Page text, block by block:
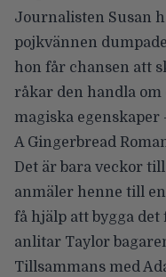
Journalisten Susan
pojkvännen
hon får chansen att
råkar den handla om
magiska
A Gingerbread
Det är bara veckor
anmäler henne till
få hjälp att bygga
anlitar Taylor
Tillsammans med